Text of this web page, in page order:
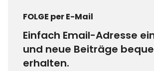
FOLGE per E-Mail
Einfach Email-Adresse
und neue Beiträge
erhalten.